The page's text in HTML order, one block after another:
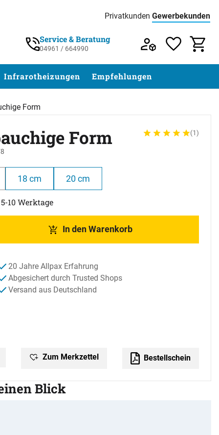
Privatkunden Preisliste:
Gewerbekunden
Service & Beratung unter 04961 / 77
Service & Beratung
04961 / 664990
Infrarotheizungen Empfehlungen
Form
Form Bewertung: 5 von 5
1 Bewertung
(1)
18 cm 20 cm
10 Werktage
In den Warenkorb
20 Jahre Allpax Erfahrung
Abgesichert durch Trusted Shops
Versand aus Deutschland
Zum Merkzettel Bestellschein
Blick